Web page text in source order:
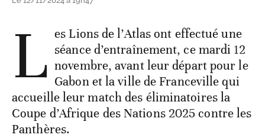
L es Lions de l’Atlas ont effectué une
séance d’entraînement, ce mardi 12
novembre, avant leur départ pour le
Gabon et la ville de Franceville qui
accueille leur match des éliminatoires la
Coupe d’Afrique des Nations 2025 contre les
Panthères.